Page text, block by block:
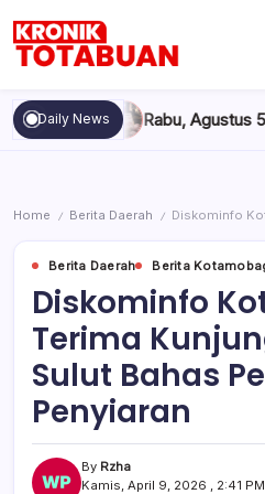
content
Totabuan
hari
ini
Kronik
Daily News
Rabu, Agustus 5, 2026 ,
Home / Berita Daerah / Diskominfo Kotamobagu
Berita Daerah Berita
Diskominfo
Terima
Sulut Bahas
Penyiaran
By Rzha
Kamis, April 9, 2026 , 2:41 PM